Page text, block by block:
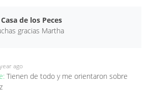
de los Peces
gracias Martha
ago
Tienen de todo y me orientaron sobre